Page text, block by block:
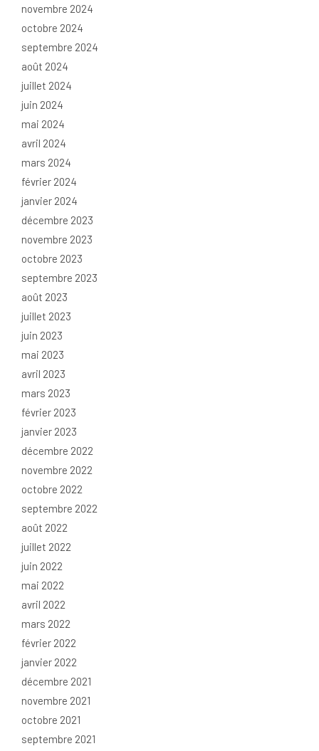
novembre 2024
octobre 2024
septembre 2024
août 2024
juillet 2024
juin 2024
mai 2024
avril 2024
mars 2024
février 2024
janvier 2024
décembre 2023
novembre 2023
octobre 2023
septembre 2023
août 2023
juillet 2023
juin 2023
mai 2023
avril 2023
mars 2023
février 2023
janvier 2023
décembre 2022
novembre 2022
octobre 2022
septembre 2022
août 2022
juillet 2022
juin 2022
mai 2022
avril 2022
mars 2022
février 2022
janvier 2022
décembre 2021
novembre 2021
octobre 2021
septembre 2021